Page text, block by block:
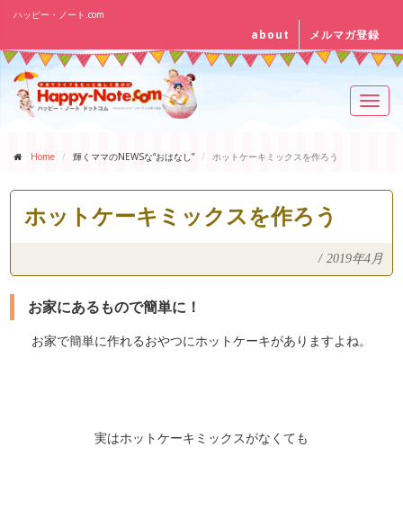
ハッピー・ノート.com
about メルマガ登録
Home 輝くママのNEWSな“おはなし” ホットケーキミックスを作ろう
ホットケーキミックスを作ろう
/ 2019年4月
お家にあるもので簡単に！
お家で簡単に作れるおやつにホットケーキがありますよね。
実はホットケーキミックスがなくても